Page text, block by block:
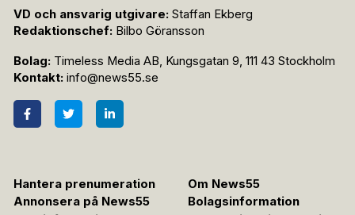
VD och ansvarig utgivare: Staffan Ekberg
Redaktionschef: Bilbo Göransson
Bolag: Timeless Media AB, Kungsgatan 9, 111 43 Stockholm
Kontakt: info@news55.se
Hantera prenumeration
Om News55
Annonsera på News55
Bolagsinformation